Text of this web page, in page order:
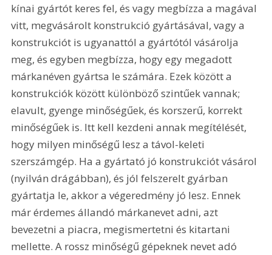
kínai gyártót keres fel, és vagy megbízza a magával
vitt, megvásárolt konstrukció gyártásával, vagy a
konstrukciót is ugyanattól a gyártótól vásárolja
meg, és egyben megbízza, hogy egy megadott
márkanéven gyártsa le számára. Ezek között a
konstrukciók között különböző szintűek vannak;
elavult, gyenge minőségűek, és korszerű, korrekt
minőségűek is. Itt kell kezdeni annak megítélését,
hogy milyen minőségű lesz a távol-keleti
szerszámgép. Ha a gyártató jó konstrukciót vásárol
(nyilván drágábban), és jól felszerelt gyárban
gyártatja le, akkor a végeredmény jó lesz. Ennek
már érdemes állandó márkanevet adni, azt
bevezetni a piacra, megismertetni és kitartani
mellette. A rossz minőségű gépeknek nevet adó